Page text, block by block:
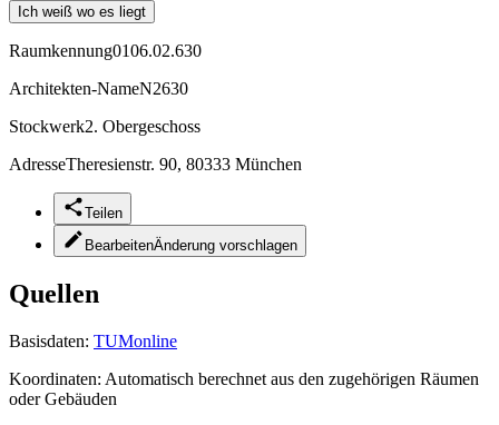
Ich weiß wo es liegt
Raumkennung0106.02.630
Architekten-NameN2630
Stockwerk2. Obergeschoss
AdresseTheresienstr. 90, 80333 München
Teilen
BearbeitenÄnderung vorschlagen
Quellen
Basisdaten: TUMonline
Koordinaten: Automatisch berechnet aus den zugehörigen Räumen
oder Gebäuden